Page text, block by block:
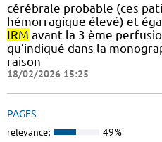
cérébrale probable (ces
hémorragique élevé) et
IRM avant la 3 ème
qu’indiqué dans la
raison
18/02/2026 15:25
PAGES
relevance: 49%